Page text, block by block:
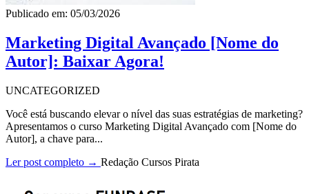
Publicado em: 05/03/2026
Marketing Digital Avançado [Nome do
Autor]: Baixar Agora!
UNCATEGORIZED
Você está buscando elevar o nível das suas estratégias de marketing?
Apresentamos o curso Marketing Digital Avançado com [Nome do
Autor], a chave para...
Ler post completo → Redação Cursos Pirata